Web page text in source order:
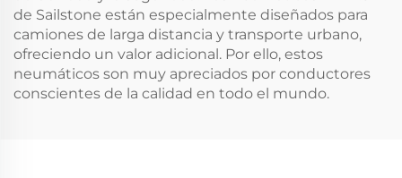
de Sailstone están especialmente diseñados para
camiones de larga distancia y transporte urbano,
ofreciendo un valor adicional. Por ello, estos
neumáticos son muy apreciados por conductores
conscientes de la calidad en todo el mundo.